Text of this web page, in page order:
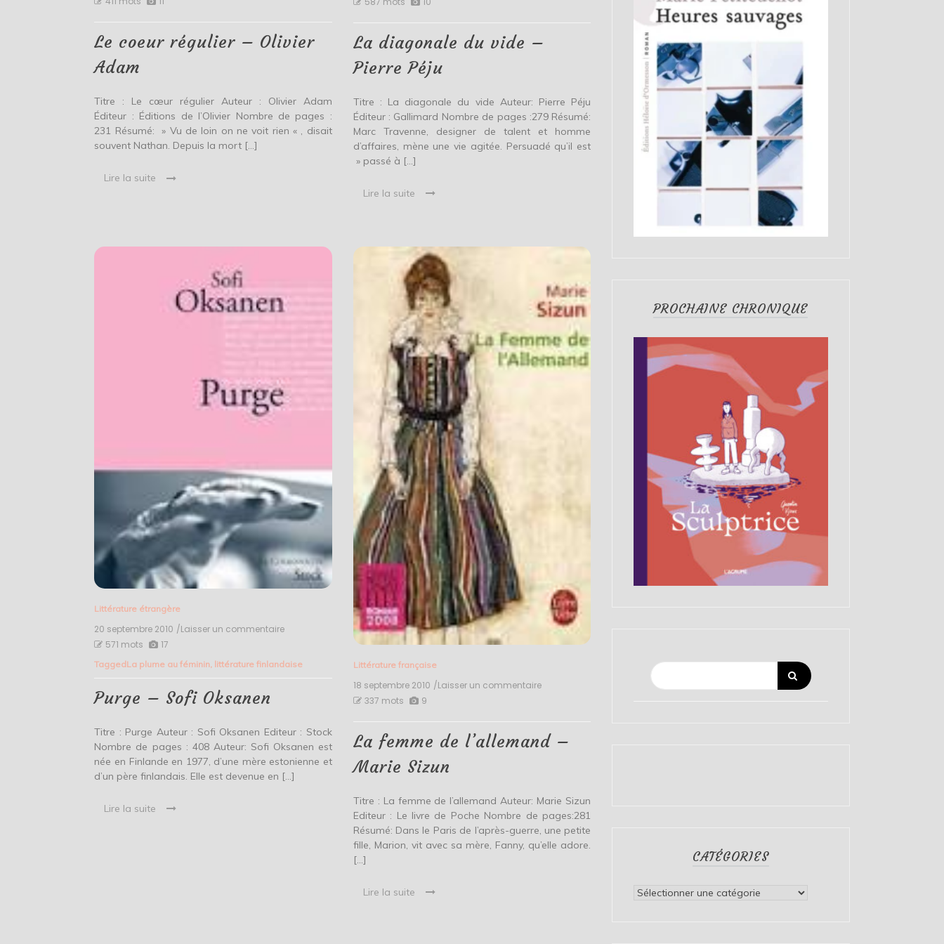
Olivier
Le coeur régulier – Olivier
Adam
Titre : Le cœur régulier Auteur : Olivier Adam
Éditeur : Éditions de l’Olivier Nombre de pages :
231 Résumé: » Vu de loin on ne voit rien « , disait
souvent Nathan. Depuis la mort […]
Lire la suite
La diagonale du vide –
Pierre Péju
Titre : La diagonale du vide Auteur: Pierre Péju
Éditeur : Gallimard Nombre de pages :279 Résumé:
Marc Travenne, designer de talent et homme
d’affaires, mène une vie agitée. Persuadé qu’il est
» passé à […]
Lire la suite
Littérature étrangère
20 septembre 2010 /Laisser un commentaire
Sofi
571 mots 17
TaggedLa plume au féminin littérature finlandaise
Purge – Sofi Oksanen
Titre : Purge Auteur : Sofi Oksanen Editeur : Stock
Nombre de pages : 408 Auteur: Sofi Oksanen est
née en Finlande en 1977, d’une mère estonienne et
d’un père finlandais. Elle est devenue en […]
Lire la suite
Littérature française
18 septembre 2010 /Laisser un commentaireon
l’allemand
–
337 mots 9
La femme de l’allemand –
Marie Sizun
Titre : La femme de l’allemand Auteur: Marie Sizun
Editeur : Le livre de Poche Nombre de pages:281
Résumé: Dans le Paris de l’après-guerre, une petite
fille, Marion, vit avec sa mère, Fanny, qu’elle adore.
[…]
Lire la suite
PROCHAINE CHRONIQUE
CATÉGORIES
Catégories